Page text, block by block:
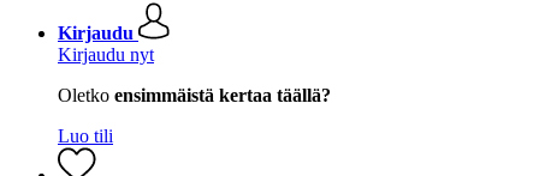
Kirjaudu
Kirjaudu nyt
Oletko ensimmäistä kertaa täällä?
Luo tili